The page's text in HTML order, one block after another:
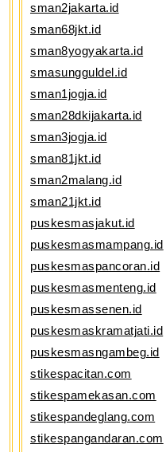
sman2jakarta.id
sman68jkt.id
sman8yogyakarta.id
smasungguldel.id
sman1jogja.id
sman28dkijakarta.id
sman3jogja.id
sman81jkt.id
sman2malang.id
sman21jkt.id
puskesmasjakut.id
puskesmasmampang.id
puskesmaspancoran.id
puskesmasmenteng.id
puskesmassenen.id
puskesmaskramatjati.id
puskesmasngambeg.id
stikespacitan.com
stikespamekasan.com
stikespandeglang.com
stikespangandaran.com